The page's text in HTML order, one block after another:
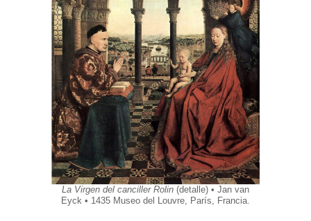
La Virgen del canciller Rolin (detalle) • Jan van
Eyck • 1435 Museo del Louvre, París, Francia.